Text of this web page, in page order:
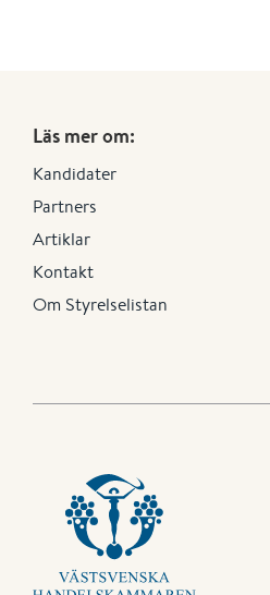
Läs mer om:
Kandidater
Partners
Artiklar
Kontakt
Om Styrelselistan